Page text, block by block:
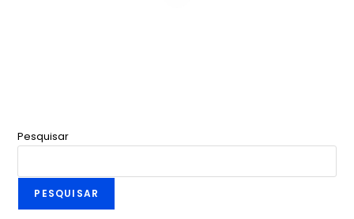
Pesquisar
PESQUISAR